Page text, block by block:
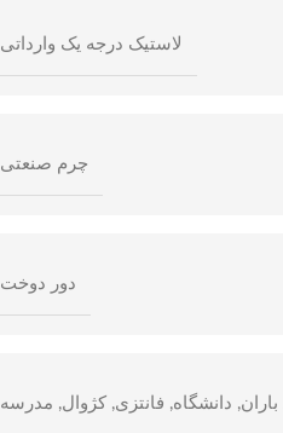
لاستیک درجه یک وارداتی
چرم صنعتی
دور دوخت
باران, دانشگاه, فانتزی, کژوال, مدرسه